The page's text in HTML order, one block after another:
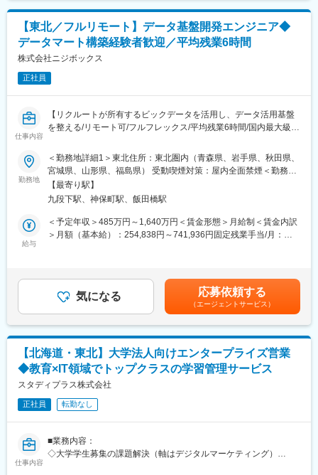
【東北／フルリモート】データ基盤開発エンジニア◆
データマート構築経験者歓迎／平均残業6時間
株式会社ニジボックス
正社員
仕事内容
【リクルートが所有するビックデータを活用し、データ活用基盤
を整える/リモート可/フルフレックス/平均残業6時間/国内最大級の
■概要：
リクルートグループの膨大なデータを利用して多様な事業を横断
して支える「プロダクトグロースエンジニア（PGE）」として、
データパイプラインやデータアプリケーションなど様々なプロダ
クトの開発業務に携わっていただきます。
トを企画・設計から開発まで一貫して運用する
・開発効率向上やパフォーマンス改善など、必須機能の開発以外
価値最大化に向けて主体的に取り組む
・自動テストや CI/CD、IaC などを前提に信頼性の高いサービス
を構築する
・クラウドネイティブな環境でアプリケーションからインフラま
で一貫して担当する
・セキュリティやプライバシー（個人情報の除去、アクセス制
御）を考慮して設計・実装する
◎プロダクト例 1：データ基盤の開発
・GCP等のクラウドを利用したデータパイプラインの開発・運用
勤務地
＜勤務地詳細1＞東北住所：東北圏内（青森県、岩手県、秋田県、
宮城県、山形県、福島県） 受動喫煙対策：屋内全面禁煙＜勤務地
詳細2＞本社住所：東京都千代田区九段北1丁目14-6 九段坂上KS
ビル 南棟4階勤務地最寄駅：東京メトロ東西線半蔵門線／九段下
（リモートワーク含む）
【最寄り駅】
九段下駅、神保町駅、飯田橋駅
給与
＜予定年収＞485万円～1,640万円＜賃金形態＞月給制＜賃金内訳
＞月額（基本給）：254,838円～741,936円固定残業手当/月：
給与詳細は、経験、能力、年齢を考慮の上決定します。賃金はあ
くまでも目安の金額であり、選考を通じて上下する可能性があり
ます。月給(月額)は固定手当を含めた表記です。
気になる 応募依頼する
（エージェントサービス）
【北海道・東北】大学法人向けエンタープライズ営業
◆教育×IT領域でトップクラスの学習管理サービス
スタディプラス株式会社
正社員 転勤なし
仕事内容
■業務内容：
◇大学学生募集の課題解決（軸はデジタルマーケティング）